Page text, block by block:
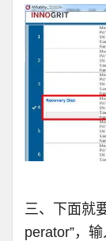
三、下面就
perator”，